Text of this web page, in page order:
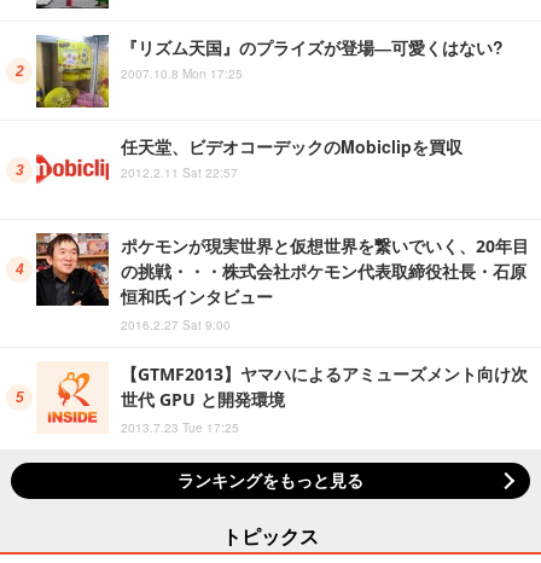
『リズム天国』のプライズが登場―可愛くはない?
2007.10.8 Mon 17:25
任天堂、ビデオコーデックのMobiclipを買収
2012.2.11 Sat 22:57
ポケモンが現実世界と仮想世界を繋いでいく、20年目
の挑戦・・・株式会社ポケモン代表取締役社長・石原
恒和氏インタビュー
2016.2.27 Sat 9:00
【GTMF2013】ヤマハによるアミューズメント向け次
世代 GPU と開発環境
2013.7.23 Tue 17:25
ランキングをもっと見る
トピックス